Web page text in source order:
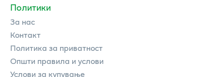
Политики
За нас
Контакт
Политика за приватност
Општи правила и услови
Услови за купување